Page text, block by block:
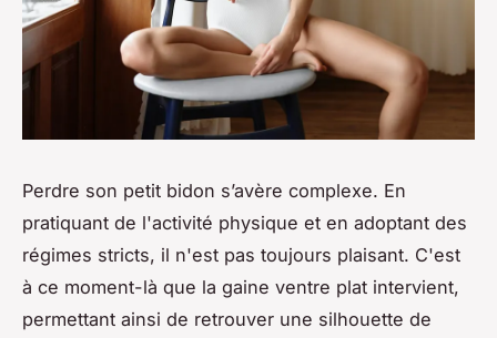
Perdre son petit bidon s’avère complexe. En
pratiquant de l'activité physique et en adoptant des
régimes stricts, il n'est pas toujours plaisant. C'est
à ce moment-là que la gaine ventre plat intervient,
permettant ainsi de retrouver une silhouette de